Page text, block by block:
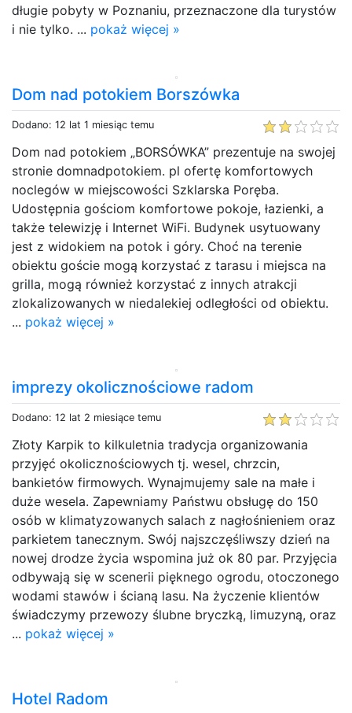
długie pobyty w Poznaniu, przeznaczone dla turystów
i nie tylko. ... pokaż więcej »
Dom nad potokiem Borszówka
Dodano: 12 lat 1 miesiąc temu
Dom nad potokiem „BORSÓWKA” prezentuje na swojej
stronie domnadpotokiem. pl ofertę komfortowych
noclegów w miejscowości Szklarska Poręba.
Udostępnia gościom komfortowe pokoje, łazienki, a
także telewizję i Internet WiFi. Budynek usytuowany
jest z widokiem na potok i góry. Choć na terenie
obiektu goście mogą korzystać z tarasu i miejsca na
grilla, mogą również korzystać z innych atrakcji
zlokalizowanych w niedalekiej odległości od obiektu.
... pokaż więcej »
imprezy okolicznościowe radom
Dodano: 12 lat 2 miesiące temu
Złoty Karpik to kilkuletnia tradycja organizowania
przyjęć okolicznościowych tj. wesel, chrzcin,
bankietów firmowych. Wynajmujemy sale na małe i
duże wesela. Zapewniamy Państwu obsługę do 150
osób w klimatyzowanych salach z nagłośnieniem oraz
parkietem tanecznym. Swój najszczęśliwszy dzień na
nowej drodze życia wspomina już ok 80 par. Przyjęcia
odbywają się w scenerii pięknego ogrodu, otoczonego
wodami stawów i ścianą lasu. Na życzenie klientów
świadczymy przewozy ślubne bryczką, limuzyną, oraz
... pokaż więcej »
Hotel Radom